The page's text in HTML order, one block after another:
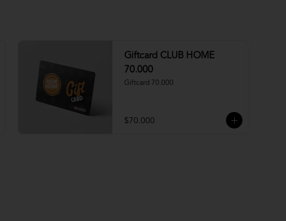
Giftcard CLUB HOME
70.000
Giftcard 70.000
$70.000